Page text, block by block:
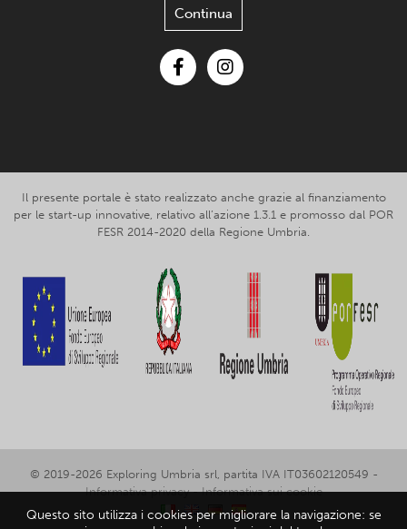
Continua
Il presente portale è stato realizzato anche grazie al finanziamento
per le start-up innovative, relativo all’azione 1.3.1 e promosso dal POR
FESR 2014-2020 della Regione Umbria.
© 2019-2026 Exploring Umbria srl, partita IVA IT03602120549 -
Informativa privacy-Informativa sui cookie
Questo sito utilizza i cookies per migliorare la navigazione: se